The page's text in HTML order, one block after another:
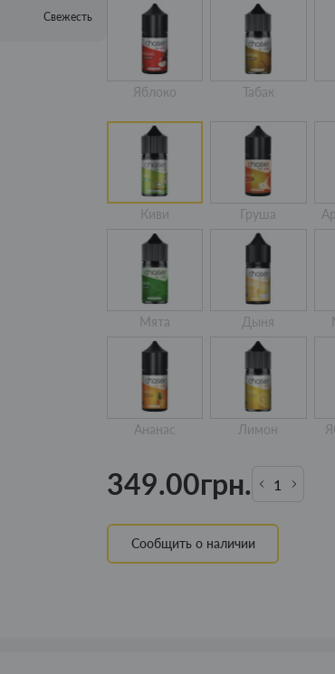
Свежесть
Яблоко Табак
Киви Груша
Мята Дыня
Ананас Лимон
349.00грн.
Сообщить о наличии